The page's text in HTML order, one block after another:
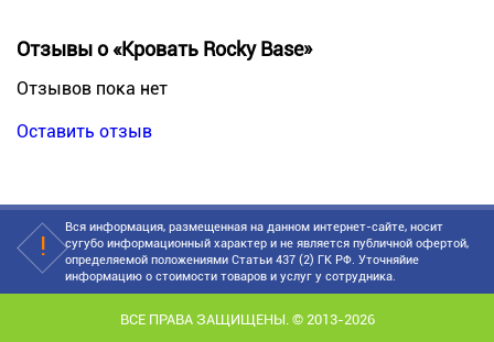
Отзывы о «Кровать Rocky Base»
Отзывов пока нет
Оставить отзыв
Вся информация, размещенная на данном интернет-сайте, носит
сугубо информационный характер и не является публичной офертой,
определяемой положениями Статьи 437 (2) ГК РФ. Уточняйие
информацию о стоимости товаров и услуг у сотрудника.
ВСЕ ПРАВА ЗАЩИЩЕНЫ. © 2013-2026